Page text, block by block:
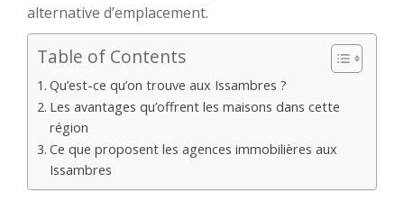
alternative d’emplacement.
Table of Contents
Qu’est-ce qu’on trouve aux Issambres ?
Les avantages qu’offrent les maisons dans cette
région
Ce que proposent les agences immobilières aux
Issambres